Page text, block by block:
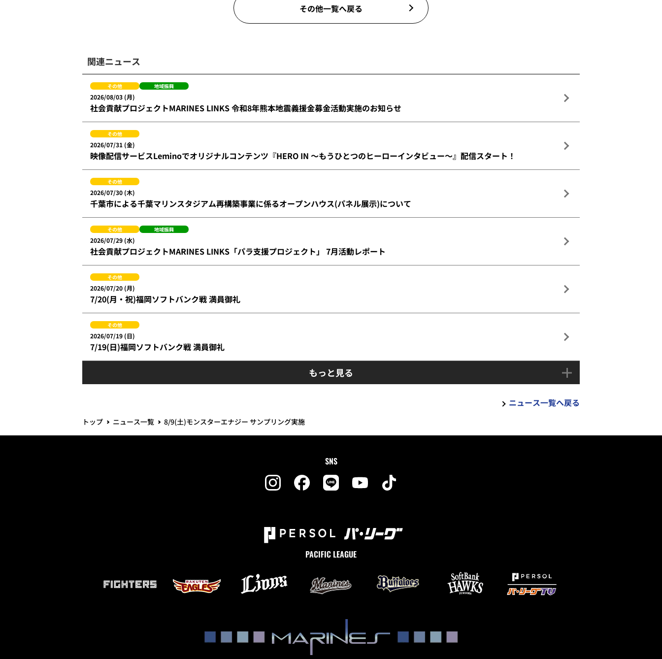
その他一覧へ戻る
関連ニュース
その他 地域振興
2026/08/03 (月)
社会貢献プロジェクトMARINES LINKS 令和8年熊本地震義援金募金活動実施のお知らせ
その他
2026/07/31 (金)
映像配信サービスLeminoでオリジナルコンテンツ『HERO IN ～もうひとつのヒーローインタビュー～』配信スタート！
その他
2026/07/30 (木)
千葉市による千葉マリンスタジアム再構築事業に係るオープンハウス(パネル展示)について
その他 地域振興
2026/07/29 (水)
社会貢献プロジェクトMARINES LINKS「パラ支援プロジェクト」 7月活動レポート
その他
2026/07/20 (月)
7/20(月・祝)福岡ソフトバンク戦 満員御礼
その他
2026/07/19 (日)
7/19(日)福岡ソフトバンク戦 満員御礼
もっと見る
ニュース一覧へ戻る
トップ ニュース一覧 8/9(土)モンスターエナジー サンプリング実施
SNS
PACIFIC LEAGUE